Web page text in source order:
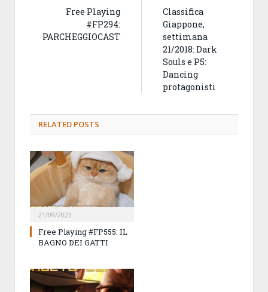
Free Playing
#FP294:
PARCHEGGIOCAST
Classifica
Giappone,
settimana
21/2018: Dark
Souls e P5:
Dancing
protagonisti
RELATED POSTS
21/09/2023
Free Playing #FP555: IL
BAGNO DEI GATTI